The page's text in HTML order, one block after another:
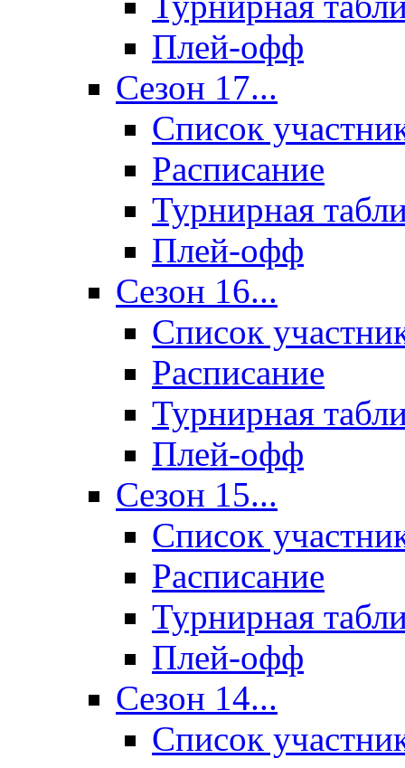
Плей-офф
Сезон 17...
Список
Расписание
Турнирная
Плей-офф
Сезон 16...
Список
Расписание
Турнирная
Плей-офф
Сезон 15...
Список
Расписание
Турнирная
Плей-офф
Сезон 14...
Список